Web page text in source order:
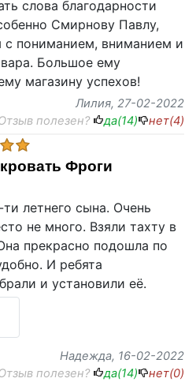
слова благодарности
Смирнову Павлу,
с пониманием, вниманием и
Большое ему
магазину успехов!
Лилия, 27-02-2022
полезен?
да(14) нет(4)
Фроги
летнего сына. Очень
не много. Взяли тахту в
прекрасно подошла по
И ребята
и установили её.
Надежда, 16-02-2022
полезен?
да(14) нет(0)